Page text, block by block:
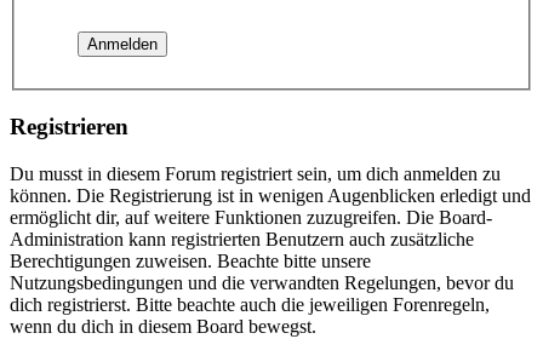
Registrieren
Du musst in diesem Forum registriert sein, um dich anmelden zu
können. Die Registrierung ist in wenigen Augenblicken erledigt und
ermöglicht dir, auf weitere Funktionen zuzugreifen. Die Board-
Administration kann registrierten Benutzern auch zusätzliche
Berechtigungen zuweisen. Beachte bitte unsere
Nutzungsbedingungen und die verwandten Regelungen, bevor du
dich registrierst. Bitte beachte auch die jeweiligen Forenregeln,
wenn du dich in diesem Board bewegst.